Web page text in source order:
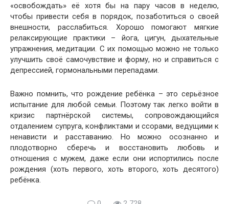
«освобождать» её хотя бы на пару часов в неделю,
чтобы привести себя в порядок, позаботиться о своей
внешности, расслабиться. Хорошо помогают мягкие
релаксирующие практики – йога, цигун, дыхательные
упражнения, медитации. С их помощью можно не только
улучшить своё самочувствие и форму, но и справиться с
депрессией, гормональными перепадами.
Важно помнить, что рождение ребёнка – это серьёзное
испытание для любой семьи. Поэтому так легко войти в
кризис партнёрской системы, сопровождающийся
отдалением супруга, конфликтами и ссорами, ведущими к
ненависти и расставанию. Но можно осознанно и
плодотворно сберечь и восстановить любовь и
отношения с мужем, даже если они испортились после
рождения (хоть первого, хоть второго, хоть десятого)
ребёнка.